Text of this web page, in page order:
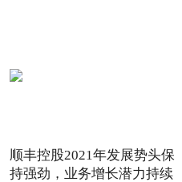
顺丰控股2021年发展势头保
持强劲，业务增长潜力持续